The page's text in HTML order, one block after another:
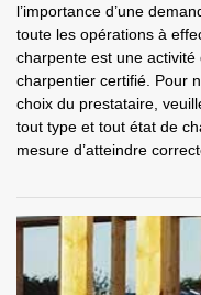
l’importance d’une
toute les opérations à
charpente est une activité
charpentier certifié. Pour
choix du prestataire,
tout type et tout état de
mesure d’atteindre